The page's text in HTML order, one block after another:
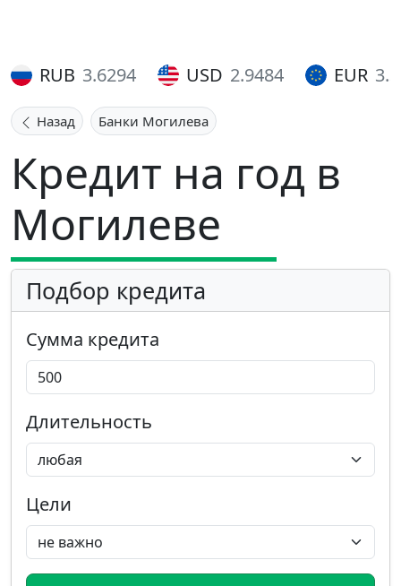
RUB 3.6294 USD 2.9484 EUR
Назад Банки Могилева
Кредит на год в
Могилеве
Подбор кредита
Сумма кредита
Длительность
Цели